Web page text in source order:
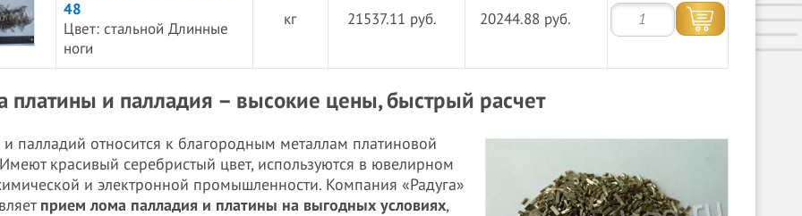
48
Цвет: стальной Длинные
ноги
кг 21537.11 руб. 20244.88 руб.
платины и палладия – высокие цены, быстрый расчет
и палладий относится к благородным металлам платиновой
красивый серебристый цвет, используются в ювелирном
и электронной промышленности. Компания «Радуга»
прием лома палладия и платины на выгодных условиях,